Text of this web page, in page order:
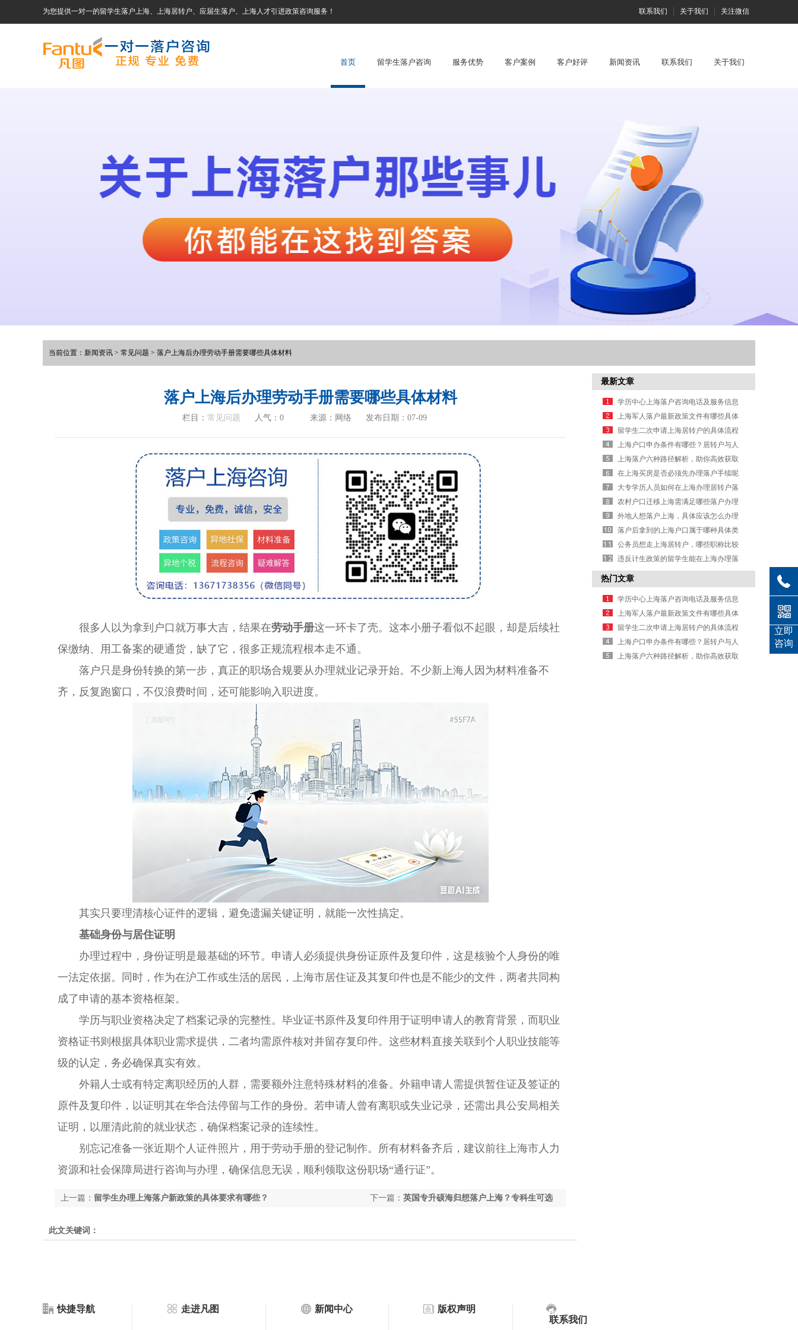
为您提供一对一的留学生落户上海、上海居转户、应届生落户、上海人才引进政策咨询服务！ 联系我们 关于我们 关注微信
首页 留学生落户咨询 服务优势 客户案例 客户好评 新闻资讯 联系我们 关于我们
当前位置： 新闻资讯 > 常见问题 > 落户上海后办理劳动手册需要哪些具体材料
落户上海后办理劳动手册需要哪些具体材料
栏目： 常见问题 人气： 0 来源：网络 发布日期：07-09
很多人以为拿到户口就万事大吉，结果在劳动手册这一环卡了壳。这本小册子看似不起眼，却是后续社
保缴纳、用工备案的硬通货，缺了它，很多正规流程根本走不通。
落户只是身份转换的第一步，真正的职场合规要从办理就业记录开始。不少新上海人因为材料准备不
齐，反复跑窗口，不仅浪费时间，还可能影响入职进度。
其实只要理清核心证件的逻辑，避免遗漏关键证明，就能一次性搞定。
基础身份与居住证明
办理过程中，身份证明是最基础的环节。申请人必须提供身份证原件及复印件，这是核验个人身份的唯
一法定依据。同时，作为在沪工作或生活的居民，上海市居住证及其复印件也是不能少的文件，两者共同构
成了申请的基本资格框架。
学历与职业资格决定了档案记录的完整性。毕业证书原件及复印件用于证明申请人的教育背景，而职业
资格证书则根据具体职业需求提供，二者均需原件核对并留存复印件。这些材料直接关联到个人职业技能等
级的认定，务必确保真实有效。
外籍人士或有特定离职经历的人群，需要额外注意特殊材料的准备。外籍申请人需提供暂住证及签证的
原件及复印件，以证明其在华合法停留与工作的身份。若申请人曾有离职或失业记录，还需出具公安局相关
证明，以厘清此前的就业状态，确保档案记录的连续性。
别忘记准备一张近期个人证件照片，用于劳动手册的登记制作。所有材料备齐后，建议前往上海市人力
资源和社会保障局进行咨询与办理，确保信息无误，顺利领取这份职场“通行证”。
下一篇： 英国专升硕海归想落户上海？专科生可选
上一篇： 留学生办理上海落户新政策的具体要求有哪些？
此文关键词：
最新文章
学历中心上海落户咨询电话及服务信息
上海军人落户最新政策文件有哪些具体
规定要求
留学生二次申请上海居转户的具体流程
是什么
上海户口申办条件有哪些？居转户与人
才引进要求详解
上海落户六种路径解析，助你高效获取
户口办理信息
在上海买房是否必须先办理落户手续呢
大专学历人员如何在上海办理居转户落
户申请？
农村户口迁移上海需满足哪些落户办理
条件？
外地人想落户上海，具体应该怎么办理
手续？
落户后拿到的上海户口属于哪种具体类
型呢？
公务员想走上海居转户，哪些职称比较
好考且容易落户？
违反计生政策的留学生能在上海办理落
户吗
热门文章
学历中心上海落户咨询电话及服务信息
上海军人落户最新政策文件有哪些具体
规定要求
留学生二次申请上海居转户的具体流程
是什么
上海户口申办条件有哪些？居转户与人
才引进要求详解
上海落户六种路径解析，助你高效获取
快捷导航 走进凡图 新闻中心
版权声明
联系我们
立即
咨询